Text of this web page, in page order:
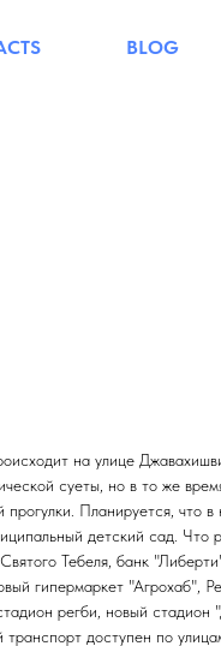
BLOG
на улице
суеты, но в то же
Планируется, что в
детский сад. Что
Тебеля, банк
гипермаркет "Агрохаб",
регби, новый стадион
доступен по